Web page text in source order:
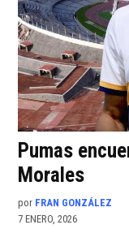
Pumas
Morales
por FRAN GONZÁLEZ
7 ENERO, 2026